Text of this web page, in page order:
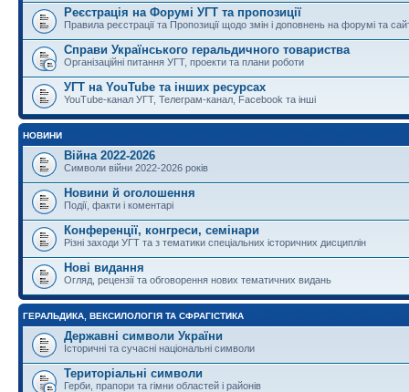
Реєстрація на Форумі УГТ та пропозиції
Правила реєстрації та Пропозиції щодо змін і доповнень на форумі та
Справи Українського геральдичного товариства
Організаційні питання УГТ, проекти та плани роботи
УГТ на YouTube та інших ресурсах
YouTube-канал УГТ, Телеграм-канал, Facebook та інші
НОВИНИ
Війна 2022-2026
Символи війни 2022-2026 років
Новини й оголошення
Події, факти і коментарі
Конференції, конгреси, семінари
Різні заходи УГТ та з тематики спеціальних історичних дисциплін
Нові видання
Огляд, рецензії та обговорення нових тематичних видань
ГЕРАЛЬДИКА, ВЕКСИЛОЛОГІЯ ТА СФРАГІСТИКА
Державні символи України
Історичні та сучасні національні символи
Територіальні символи
Герби, прапори та гімни областей і районів